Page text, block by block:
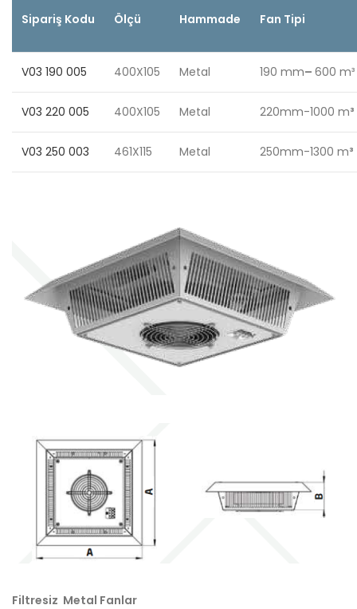
Sipariş Kodu Ölçü Hammade Fan Tipi
V03 190 005 400X105 Metal 190 mm– 600 m³
V03 220 005 400X105 Metal 220mm-1000 m³
V03 250 003 461X115 Metal 250mm-1300 m³
Filtresiz Metal Fanlar